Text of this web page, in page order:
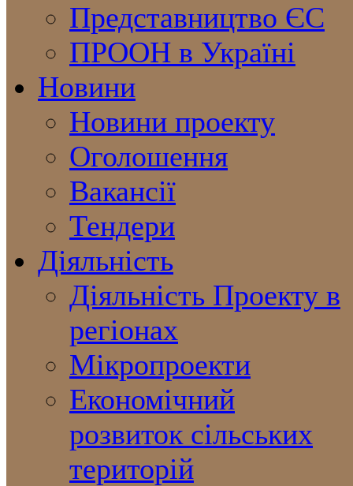
Представництво ЄС
ПРООН в Україні
Новини
Новини проекту
Оголошення
Вакансії
Тендери
Діяльність
Діяльність Проекту в
регіонах
Мікропроекти
Економічний
розвиток сільських
територій